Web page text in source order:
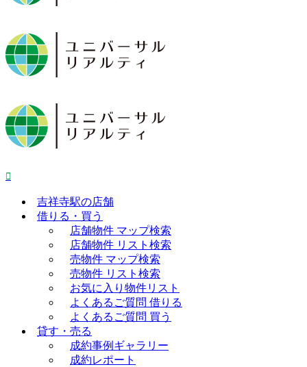
吉祥寺駅の店舗
借りる・買う
店舗物件 マップ検索
店舗物件 リスト検索
売物件 マップ検索
売物件 リスト検索
お気に入り物件リスト
よくあるご質問 借りる
よくあるご質問 買う
貸す・売る
成約事例ギャラリー
成約レポート